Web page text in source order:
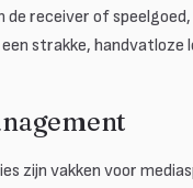
receiver of
strakke, handvatloze
zijn vakken voor